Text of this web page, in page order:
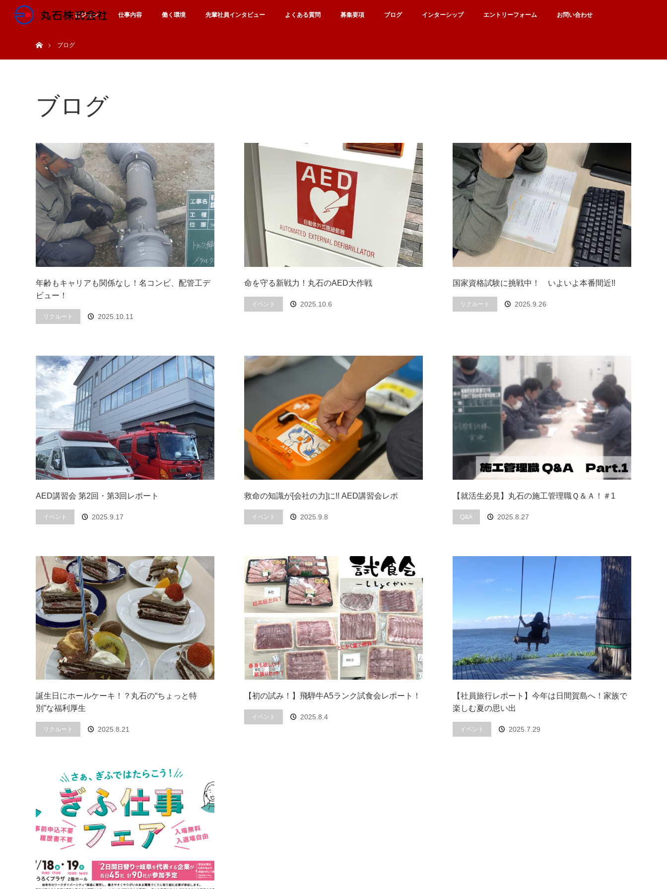
ビジョン 仕事内容 働く環境 先輩社員インタビュー よくある質問 募集要項 ブログ インターシップ エントリーフォーム お問い合わせ
ブログ
ブログ
年齢もキャリアも関係なし！名コンビ、配管工デ
ビュー！
リクルート 2025.10.11
命を守る新戦力！丸石のAED大作戦
イベント 2025.10.6
国家資格試験に挑戦中！ いよいよ本番間近!!
リクルート 2025.9.26
AED講習会 第2回・第3回レポート
イベント 2025.9.17
救命の知識が[会社の力]に!! AED講習会レポ
イベント 2025.9.8
【就活生必見】丸石の施工管理職Ｑ＆Ａ！＃1
Q&A 2025.8.27
誕生日にホールケーキ！？丸石の“ちょっと特
別”な福利厚生
リクルート 2025.8.21
【初の試み！】飛騨牛A5ランク試食会レポート！
イベント 2025.8.4
【社員旅行レポート】今年は日間賀島へ！家族で
楽しむ夏の思い出
イベント 2025.7.29